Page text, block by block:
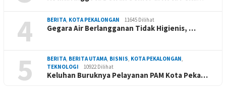
4 BERITA, KOTA PEKALONGAN 11645 Dilihat
Gegara Air Berlangganan Tidak Higienis, …
5 BERITA, BERITA UTAMA, BISNIS, KOTA PEKALONGAN,
TEKNOLOGI
10922 Dilihat
Keluhan Buruknya Pelayanan PAM Kota Peka…